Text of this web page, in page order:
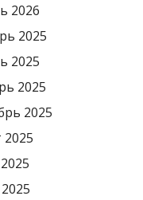
2026
2025
2025
2025
2025
2025